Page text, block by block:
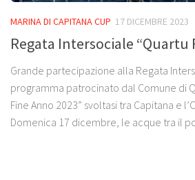
MARINA DI CAPITANA CUP 17 DICEMBRE 2023
Regata Intersociale “Quartu
Grande partecipazione alla Regata
programma patrocinato dal Comune di
Fine Anno 2023” svoltasi tra Capitana e
Domenica 17 dicembre, le acque tra il